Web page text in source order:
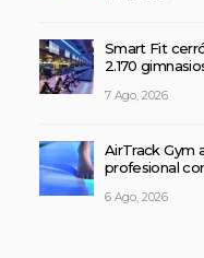
Smart Fit
2.170
7 Ago, 2026
AirTrack Gym
profesional
6 Ago, 2026